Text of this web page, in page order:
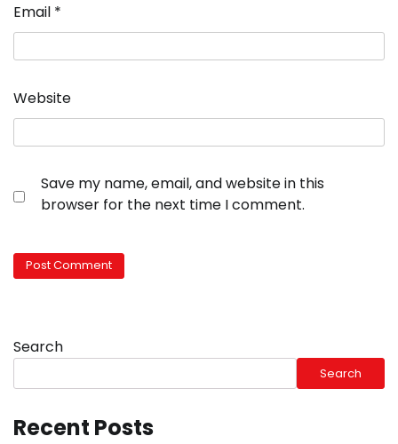
Email *
Website
Save my name, email, and website in this
browser for the next time I comment.
Search
Search
Recent Posts